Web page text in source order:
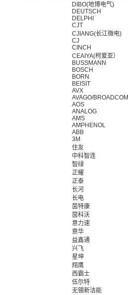
DIBO(地博电气)
DEUTSCH
DELPHI
CJT
CJIANG(长江微电)
CJ
CINCH
CEAIYA(柯爱亚）
BUSSMANN
BOSCH
BORN
BEISIT
AVX
AVAGO/BROADCOM
AOS
ANALOG
AMS
AMPHENOL
ABB
3M
住友
中科智连
智绿
正耀
正泰
长河
长电
茵特康
茵科沃
意力速
意华
益鑫通
兴飞
星坤
翔鹰
西霸士
伍尔特
无锡新洁能